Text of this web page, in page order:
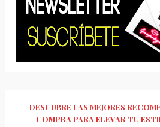
DESCUBRE LAS MEJORES
COMPRA PARA ELEVAR TU